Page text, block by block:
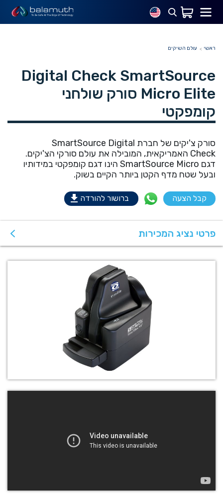
ראשי עולם השיקים
Digital Check SmartSource
Micro Elite סורק שולחני
קומפקטי
סורק צ'יקים של חברת SmartSource Digital
Check האמריקאית, המובילה את עולם סורקי הצ'יקים.
דגם SmartSource Micro הינו דגם קומפקטי במידותיו
ובעל שטח מדף הקטן ביותר הקיים בשוק.
קבל הצעה ברושור להורדה
פרטי נציג המכירות